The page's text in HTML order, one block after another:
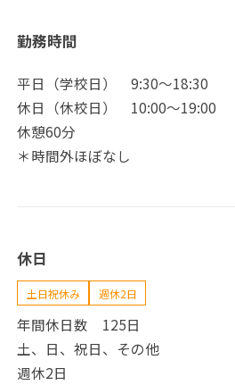
勤務時間
平日（学校日） 9:30～18:30
休日（休校日） 10:00～19:00
休憩60分
＊時間外ほぼなし
休日
土日祝休み 週休2日
年間休日数 125日
土、日、祝日、その他
週休2日